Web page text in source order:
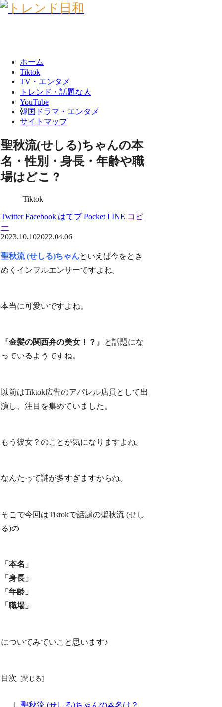
ホーム
Tiktok
TV・エンタメ
トレンド・話題な人
YouTube
韓国ドラマ・エンタメ
サイトマップ
聖秋流(せしる)ちゃんの本
名・性別・身長・年齢や職
場はどこ？
Tiktok
Twitter Facebook はてブ Pocket LINE コピ
ー
2023.10.102022.04.06
聖秋流 (せしる)ちゃんといえば今をとき
めくインフルエンサーですよね。
本当に可愛いですよね。
『金髪の関西弁の美女！？ 』と話題にな
っているようですね。
以前はTiktok広告のアパレル店員として出
演し、注目を集めていました。
もう彼女？のことが気になりますよね。
なんたって謎が多すぎますからね。
そこで今回はTiktokで話題の聖秋流 (せし
る)の
「本名」
「身長」
「年齢」
「職場」
についてみていこと思います♪
目次
聖秋流 (せしる)ちゃんの本名は？